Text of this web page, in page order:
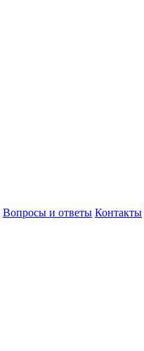
Вопросы и ответы Контакты